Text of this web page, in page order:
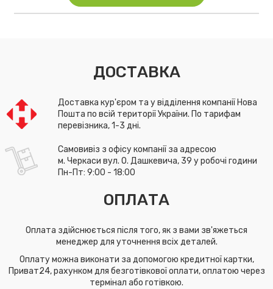
ДОСТАВКА
Доставка кур'єром та у відділення компанії Нова
Пошта по всій території України. По тарифам
перевізника, 1-3 дні.
Самовивіз з офісу компанії за адресою
м. Черкаси вул. О. Дашкевича, 39 у робочі години
Пн-Пт: 9:00 - 18:00
ОПЛАТА
Оплата здійснюється після того, як з вами зв'яжеться
менеджер для уточнення всіх деталей.
Оплату можна виконати за допомогою кредитної картки,
Приват24, рахунком для безготівкової оплати, оплатою через
термінал або готівкою.